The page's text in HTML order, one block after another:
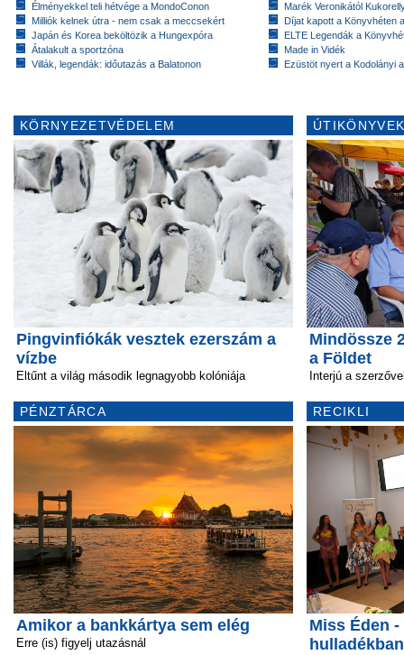
Élményekkel teli hétvége a MondoConon
Milliók kelnek útra - nem csak a meccsekért
Japán és Korea beköltözik a Hungexpóra
Átalakult a sportzóna
Villák, legendák: időutazás a Balatonon
Marék Veronikától
Díjat kapott a Könyvhéten
ELTE Legendák a
Made in Vidék
Ezüstöt nyert a Kodolányi
KÖRNYEZETVÉDELEM
Pingvinfiókák vesztek ezerszám a
vízbe
Eltűnt a világ második legnagyobb kolóniája
PÉNZTÁRCA
Amikor a bankkártya sem elég
Erre (is) figyelj utazásnál
Mindössze
a Földet
Interjú a
RECIKLI
Miss Éden
hulladékban